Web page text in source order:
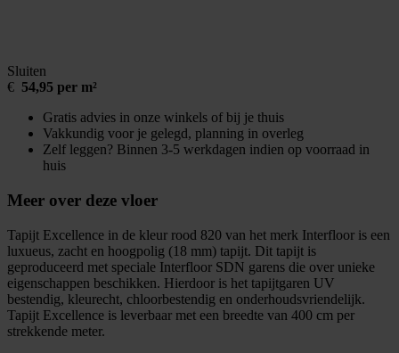
Sluiten
€ 54,95 per m²
Gratis advies in onze winkels of bij je thuis
Vakkundig voor je gelegd, planning in overleg
Zelf leggen? Binnen 3-5 werkdagen indien op voorraad in
huis
Meer over deze vloer
Tapijt Excellence in de kleur rood 820 van het merk Interfloor is een
luxueus, zacht en hoogpolig (18 mm) tapijt. Dit tapijt is
geproduceerd met speciale Interfloor SDN garens die over unieke
eigenschappen beschikken. Hierdoor is het tapijtgaren UV
bestendig, kleurecht, chloorbestendig en onderhoudsvriendelijk.
Tapijt Excellence is leverbaar met een breedte van 400 cm per
strekkende meter.